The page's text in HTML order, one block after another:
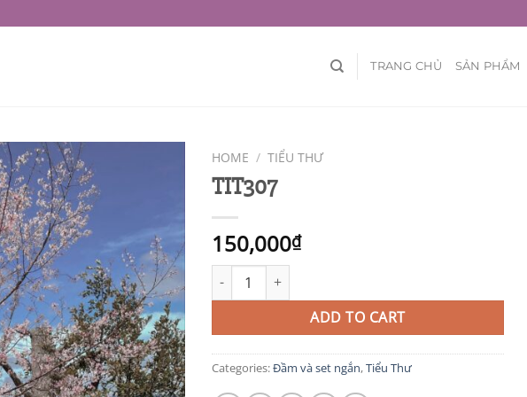
TRANG CHỦ SẢN PHẨM
HOME / TIỂU THƯ
TIT307
150,000₫
TIT307 quantity
ADD TO CART
Categories:Đầm và set ngắn,Tiểu Thư